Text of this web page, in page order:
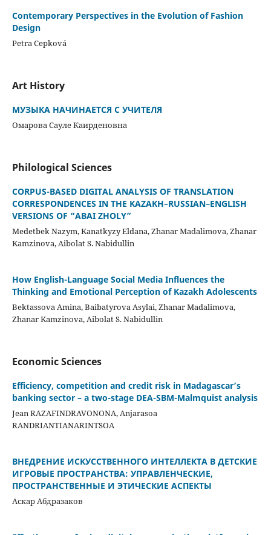
Contemporary Perspectives in the Evolution of Fashion
Design
Petra Cepková
Art History
МУЗЫКА НАЧИНАЕТСЯ С УЧИТЕЛЯ
Омарова Сауле Каирденовна
Philological Sciences
CORPUS-BASED DIGITAL ANALYSIS OF TRANSLATION
CORRESPONDENCES IN THE KAZAKH–RUSSIAN–ENGLISH
VERSIONS OF “ABAI ZHOLY”
Medetbek Nazym, Kanatkyzy Eldana, Zhanar Madalimova, Zhanar
Kamzinova, Aibolat S. Nabidullin
How English-Language Social Media Influences the
Thinking and Emotional Perception of Kazakh Adolescents
Bektassova Amina, Baibatyrova Asylai, Zhanar Madalimova,
Zhanar Kamzinova, Aibolat S. Nabidullin
Economic Sciences
Efficiency, competition and credit risk in Madagascar’s
banking sector – a two-stage DEA-SBM-Malmquist analysis
Jean RAZAFINDRAVONONA, Anjarasoa
RANDRIANTIANARINTSOA
ВНЕДРЕНИЕ ИСКУССТВЕННОГО ИНТЕЛЛЕКТА В ДЕТСКИЕ
ИГРОВЫЕ ПРОСТРАНСТВА: УПРАВЛЕНЧЕСКИЕ,
ПРОСТРАНСТВЕННЫЕ И ЭТИЧЕСКИЕ АСПЕКТЫ
Аскар Абдразаков